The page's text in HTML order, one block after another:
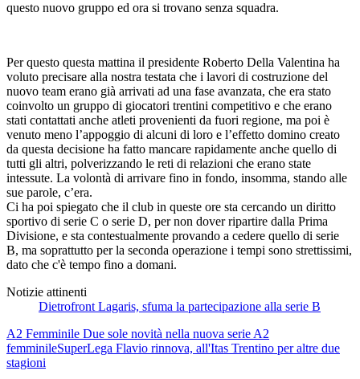
questo nuovo gruppo ed ora si trovano senza squadra.
Per questo questa mattina il presidente Roberto Della Valentina ha
voluto precisare alla nostra testata che i lavori di costruzione del
nuovo team erano già arrivati ad una fase avanzata, che era stato
coinvolto un gruppo di giocatori trentini competitivo e che erano
stati contattati anche atleti provenienti da fuori regione, ma poi è
venuto meno l’appoggio di alcuni di loro e l’effetto domino creato
da questa decisione ha fatto mancare rapidamente anche quello di
tutti gli altri, polverizzando le reti di relazioni che erano state
intessute. La volontà di arrivare fino in fondo, insomma, stando alle
sue parole, c’era.
Ci ha poi spiegato che il club in queste ore sta cercando un diritto
sportivo di serie C o serie D, per non dover ripartire dalla Prima
Divisione, e sta contestualmente provando a cedere quello di serie
B, ma soprattutto per la seconda operazione i tempi sono strettissimi,
dato che c'è tempo fino a domani.
Notizie attinenti
Dietrofront Lagaris, sfuma la partecipazione alla serie B
A2 Femminile Due sole novità nella nuova serie A2
femminileSuperLega Flavio rinnova, all'Itas Trentino per altre due
stagioni